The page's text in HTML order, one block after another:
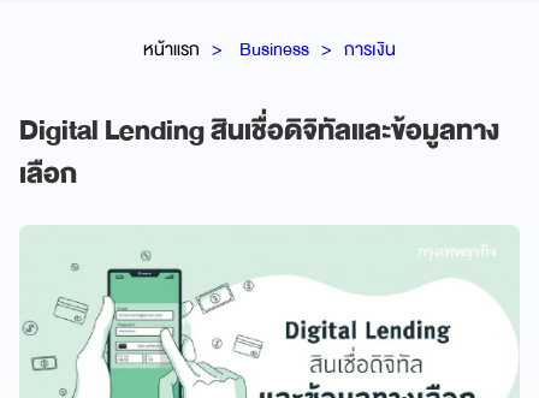
หน้าแรก Business การเงิน
Digital Lending สินเชื่อดิจิทัลและข้อมูลทาง
เลือก